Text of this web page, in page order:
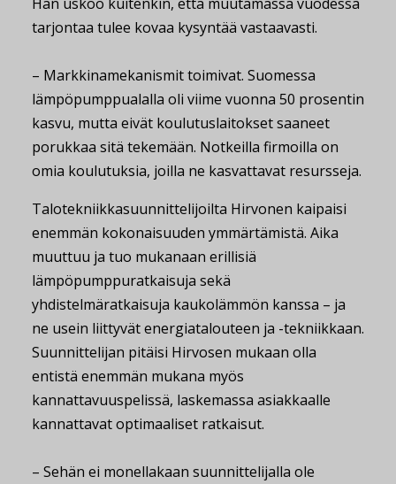
tarjontaa tulee kovaa kysyntää vastaavasti.
– Markkinamekanismit toimivat. Suomessa
lämpöpumppualalla oli viime vuonna 50 prosentin
kasvu, mutta eivät koulutuslaitokset saaneet
porukkaa sitä tekemään. Notkeilla firmoilla on
omia koulutuksia, joilla ne kasvattavat resursseja.
Talotekniikkasuunnittelijoilta Hirvonen kaipaisi
enemmän kokonaisuuden ymmärtämistä. Aika
muuttuu ja tuo mukanaan erillisiä
lämpöpumppuratkaisuja sekä
yhdistelmäratkaisuja kaukolämmön kanssa – ja
ne usein liittyvät energiatalouteen ja -tekniikkaan.
Suunnittelijan pitäisi Hirvosen mukaan olla
entistä enemmän mukana myös
kannattavuuspelissä, laskemassa asiakkaalle
kannattavat optimaaliset ratkaisut.
– Sehän ei monellakaan suunnittelijalla ole